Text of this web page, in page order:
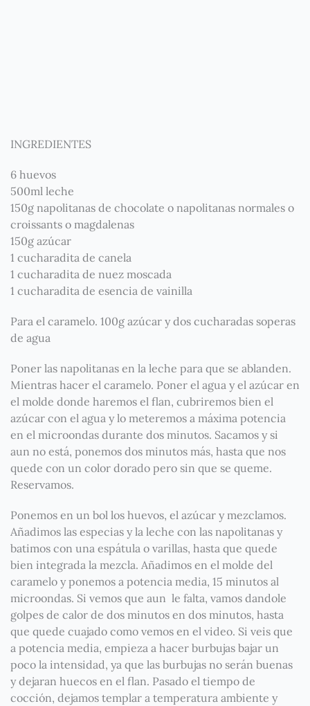
INGREDIENTES
6 huevos
500ml leche
150g napolitanas de chocolate o napolitanas normales o
croissants o magdalenas
150g azúcar
1 cucharadita de canela
1 cucharadita de nuez moscada
1 cucharadita de esencia de vainilla
Para el caramelo. 100g azúcar y dos cucharadas soperas
de agua
Poner las napolitanas en la leche para que se ablanden.
Mientras hacer el caramelo. Poner el agua y el azúcar en
el molde donde haremos el flan, cubriremos bien el
azúcar con el agua y lo meteremos a máxima potencia
en el microondas durante dos minutos. Sacamos y si
aun no está, ponemos dos minutos más, hasta que nos
quede con un color dorado pero sin que se queme.
Reservamos.
Ponemos en un bol los huevos, el azúcar y mezclamos.
Añadimos las especias y la leche con las napolitanas y
batimos con una espátula o varillas, hasta que quede
bien integrada la mezcla. Añadimos en el molde del
caramelo y ponemos a potencia media, 15 minutos al
microondas. Si vemos que aun le falta, vamos dandole
golpes de calor de dos minutos en dos minutos, hasta
que quede cuajado como vemos en el video. Si veis que
a potencia media, empieza a hacer burbujas bajar un
poco la intensidad, ya que las burbujas no serán buenas
y dejaran huecos en el flan. Pasado el tiempo de
cocción, dejamos templar a temperatura ambiente y